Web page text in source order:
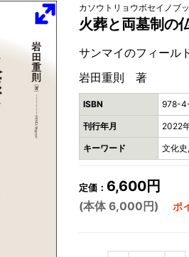
カソウトリョウボセイノブ
火葬と両墓制の
サンマイのフィール
岩田重則 著
ISBN 978-
刊行年月 2022
キーワード 文化
定価： 6,600円
(本体 6,000円) ポ